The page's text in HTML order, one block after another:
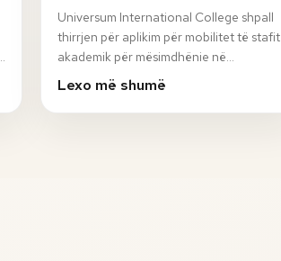
Universum International College shpall
thirrjen për aplikim për mobilitet të stafit
akademik për mësimdhënie në
Università degli Studi di Sassari, Itali, në
Lexo më shumë